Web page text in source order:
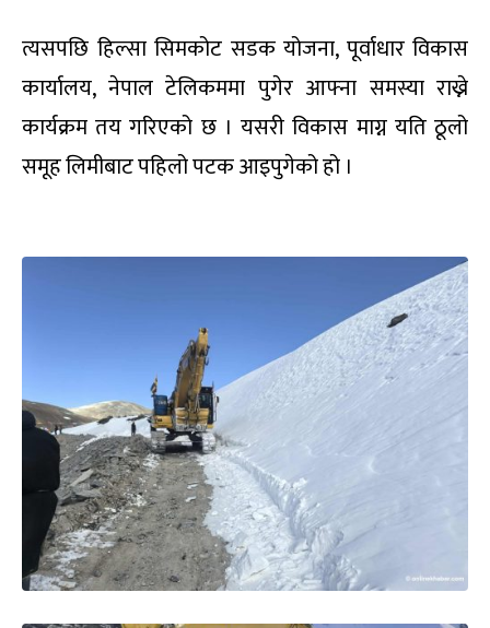
त्यसपछि हिल्सा सिमकोट सडक योजना, पूर्वाधार विकास
कार्यालय, नेपाल टेलिकममा पुगेर आफ्ना समस्या राख्ने
कार्यक्रम तय गरिएको छ । यसरी विकास माग्न यति ठूलो
समूह लिमीबाट पहिलो पटक आइपुगेको हो ।